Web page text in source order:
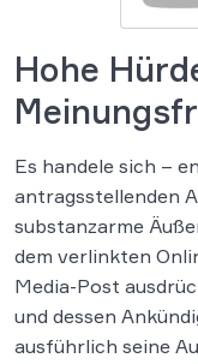
Hohe
Es handele sich –
antragsstellenden
substanzarme
dem verlinkten
Media-Post
und dessen
ausführlich seine